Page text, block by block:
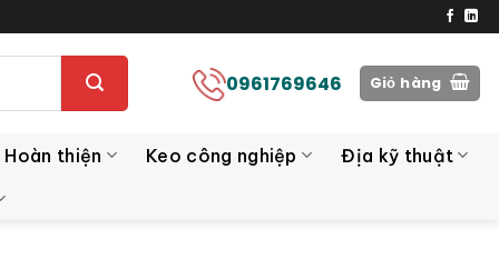
0961769646 Giỏ hàng
thiện Keo công nghiệp
Địa kỹ thuật